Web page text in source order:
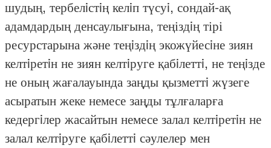
шудың, тербелiстiң келiп түсуi, сондай-ақ
адамдардың денсаулығына, теңіздiң тірі
ресурстарына және теңiздiң экожүйесiне зиян
келтiретiн не зиян келтiруге қабiлеттi, не теңiзде
не оның жағалауында заңды қызметтi жүзеге
асыратын жеке немесе заңды тұлғаларға
кедергiлер жасайтын немесе залал келтiретiн не
залал келтiруге қабiлеттi сәулелер мен